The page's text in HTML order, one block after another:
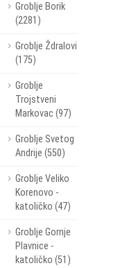
Groblje Borik
(2281)
Groblje Ždralovi
(175)
Groblje
Trojstveni
Markovac (97)
Groblje Svetog
Andrije (550)
Groblje Veliko
Korenovo -
katoličko (47)
Groblje Gornje
Plavnice -
katoličko (51)